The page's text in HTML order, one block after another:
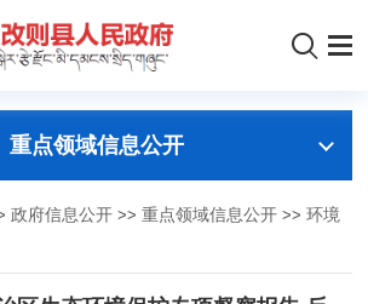
重点领域信息公开
政府信息公开 >>重点领域信息公开 >>环境